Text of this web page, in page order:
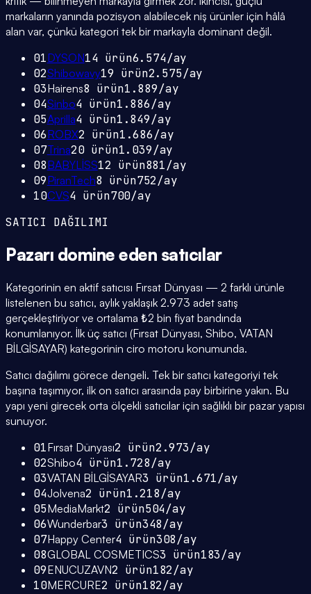
markaların yanında pozisyon alabilecek niş ürünler için hâlâ
alan var, çünkü kategori tek bir markayla dominant değil.
01DYSON14 ürün6.574/ay
02Shibowavy19 ürün2.575/ay
03Hairens8 ürün1.889/ay
04Sinbo4 ürün1.886/ay
05Aprilla4 ürün1.849/ay
06ROBX2 ürün1.686/ay
07Trina20ürün1.039/ay
08BABYLİSS12 ürün881/ay
09PiranTech8 ürün752/ay
10CVS4 ürün700/ay
SATICI DAĞILIMI
Pazarı domine eden satıcılar
Kategorinin en aktif satıcısı Fırsat Dünyası — 2 farklı ürünle
listelenen bu satıcı, aylık yaklaşık 2.973 adet satış
gerçekleştiriyor ve ortalama ₺2 bin fiyat bandında
konumlanıyor. İlk üç satıcı (Fırsat Dünyası, Shibo, VATAN
BİLGİSAYAR) kategorinin ciro motoru konumunda.
Satıcı dağılımı görece dengeli. Tek bir satıcı kategoriyi tek
başına taşımıyor, ilk on satıcı arasında pay birbirine yakın. Bu
yapı yeni girecek orta ölçekli satıcılar için sağlıklı bir pazar yapısı
sunuyor.
01Fırsat Dünyası2 ürün2.973/ay
02Shibo4 ürün1.728/ay
03VATAN BİLGİSAYAR3 ürün1.671/ay
04Jolvena2 ürün1.218/ay
05MediaMarkt2 ürün504/ay
06Wunderbar3 ürün348/ay
07Happy Center4 ürün308/ay
08GLOBAL COSMETICS3 ürün183/ay
09ENUCUZAVN2 ürün182/ay
10MERCURE2 ürün182/ay